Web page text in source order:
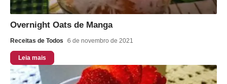
Overnight Oats de Manga
Receitas de Todos 6 de novembro de 2021
Leia mais